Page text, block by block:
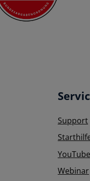
Support
Webinar